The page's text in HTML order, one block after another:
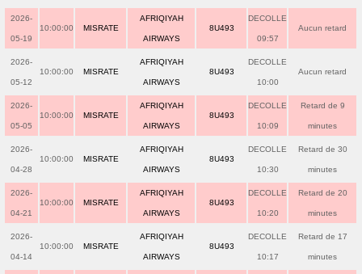
2026-
05-19
10:00:00 MISRATE
AFRIQIYAH
AIRWAYS
8U493
DECOLLE
09:57
Aucun retard
2026-
05-12
10:00:00 MISRATE
AFRIQIYAH
AIRWAYS
8U493
DECOLLE
10:00
Aucun retard
2026-
05-05
10:00:00 MISRATE
AFRIQIYAH
AIRWAYS
8U493
DECOLLE
10:09
Retard de 9
minutes
2026-
04-28
10:00:00 MISRATE
AFRIQIYAH
AIRWAYS
8U493
DECOLLE
10:30
Retard de 30
minutes
2026-
04-21
10:00:00 MISRATE
AFRIQIYAH
AIRWAYS
8U493
DECOLLE
10:20
Retard de 20
minutes
2026-
04-14
10:00:00 MISRATE
AFRIQIYAH
AIRWAYS
8U493
DECOLLE
10:17
Retard de 17
minutes